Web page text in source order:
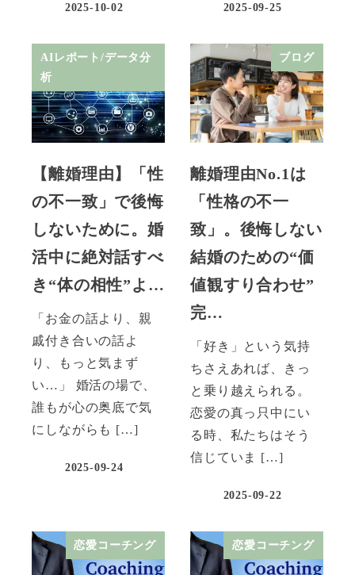
2025-10-02 2025-09-25
AIレポート/データ分
析
【離婚理由】「性
の不一致」で後悔
しないために。婚
活中に絶対話すべ
き“体の相性”よ…
「お金の話より、親
戚付き合いの話よ
り、もっと気まず
い…」 婚活の場で、
誰もが心の奥底で気
にしながらも […]
2025-09-24
ブログ
離婚理由No.1は
「性格の不一
致」。後悔しない
結婚のための“価
値観すり合わせ”
完…
「好き」という気持
ちさえあれば、きっ
と乗り越えられる。
恋愛の真っ只中にい
る時、私たちはそう
信じていま […]
2025-09-22
恋愛コーチング 恋愛コーチング